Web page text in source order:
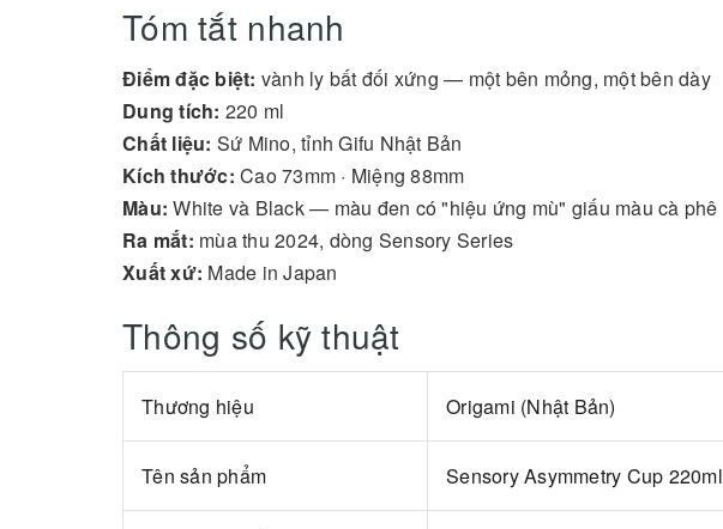
Tóm tắt nhanh
Điểm đặc biệt: vành ly bất đối xứng — một bên mỏng, một bên dày
Dung tích: 220 ml
Chất liệu: Sứ Mino, tỉnh Gifu Nhật Bản
Kích thước: Cao 73mm · Miệng 88mm
Màu: White và Black — màu đen có "hiệu ứng mù" giấu màu cà phê
Ra mắt: mùa thu 2024, dòng Sensory Series
Xuất xứ: Made in Japan
Thông số kỹ thuật
Thương hiệu Origami (Nhật Bản)
Tên sản phẩm Sensory Asymmetry Cup 220ml